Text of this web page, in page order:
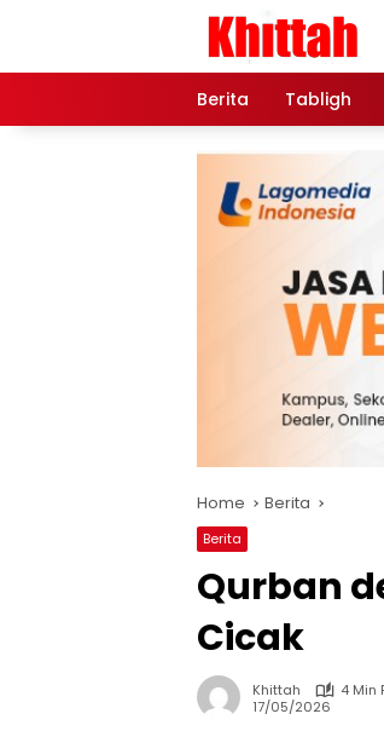
Berita Tabligh
Home Berita
Berita
Qurban
Cicak
Khittah
4 Min
17/05/2026